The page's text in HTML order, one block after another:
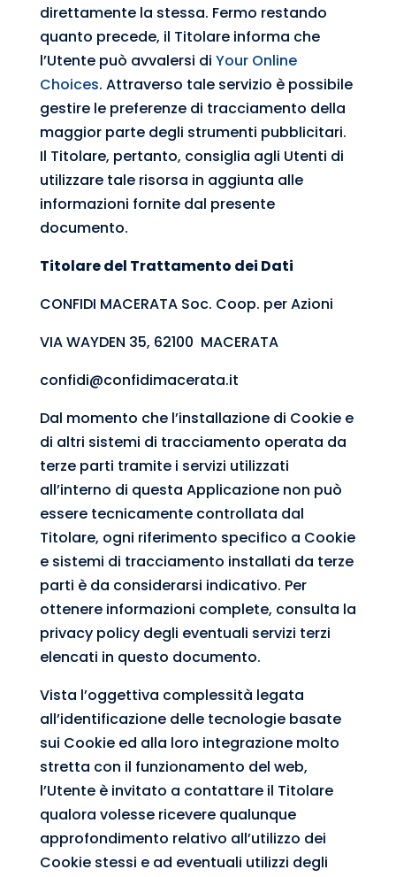
direttamente la stessa. Fermo restando
quanto precede, il Titolare informa che
l’Utente può avvalersi di Your Online
Choices. Attraverso tale servizio è possibile
gestire le preferenze di tracciamento della
maggior parte degli strumenti pubblicitari.
Il Titolare, pertanto, consiglia agli Utenti di
utilizzare tale risorsa in aggiunta alle
informazioni fornite dal presente
documento.
Titolare del Trattamento dei Dati
CONFIDI MACERATA Soc. Coop. per Azioni
VIA WAYDEN 35, 62100 MACERATA
confidi@confidimacerata.it
Dal momento che l’installazione di Cookie e
di altri sistemi di tracciamento operata da
terze parti tramite i servizi utilizzati
all’interno di questa Applicazione non può
essere tecnicamente controllata dal
Titolare, ogni riferimento specifico a Cookie
e sistemi di tracciamento installati da terze
parti è da considerarsi indicativo. Per
ottenere informazioni complete, consulta la
privacy policy degli eventuali servizi terzi
elencati in questo documento.
Vista l’oggettiva complessità legata
all’identificazione delle tecnologie basate
sui Cookie ed alla loro integrazione molto
stretta con il funzionamento del web,
l’Utente è invitato a contattare il Titolare
qualora volesse ricevere qualunque
approfondimento relativo all’utilizzo dei
Cookie stessi e ad eventuali utilizzi degli